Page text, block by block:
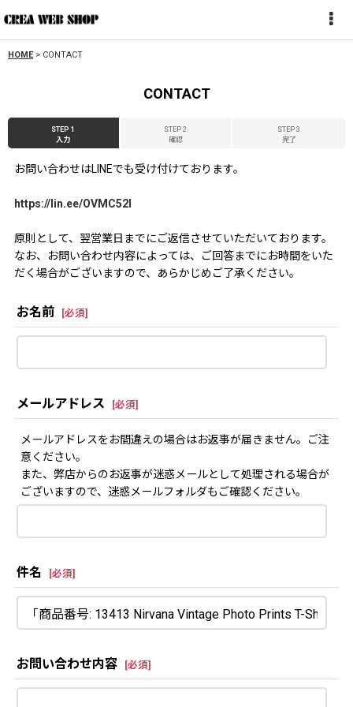
HOME > CONTACT
CONTACT
STEP 1
入力
STEP 2
確認
STEP 3
完了
お問い合わせはLINEでも受け付けております。
https://lin.ee/OVMC52l
原則として、翌営業日までにご返信させていただいております。
なお、お問い合わせ内容によっては、ご回答までにお時間をいた
だく場合がございますので、あらかじめご了承ください。
お名前 [必須]
メールアドレス [必須]
メールアドレスをお間違えの場合はお返事が届きません。ご注
意ください。
また、弊店からのお返事が迷惑メールとして処理される場合が
ございますので、迷惑メールフォルダもご確認ください。
件名 [必須]
お問い合わせ内容 [必須]